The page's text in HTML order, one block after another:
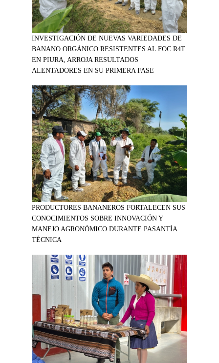
INVESTIGACIÓN DE NUEVAS VARIEDADES DE
BANANO ORGÁNICO RESISTENTES AL FOC R4T
EN PIURA, ARROJA RESULTADOS
ALENTADORES EN SU PRIMERA FASE
PRODUCTORES BANANEROS FORTALECEN SUS
CONOCIMIENTOS SOBRE INNOVACIÓN Y
MANEJO AGRONÓMICO DURANTE PASANTÍA
TÉCNICA